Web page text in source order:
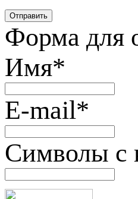
Форма для
Имя*
E-mail*
Символы с